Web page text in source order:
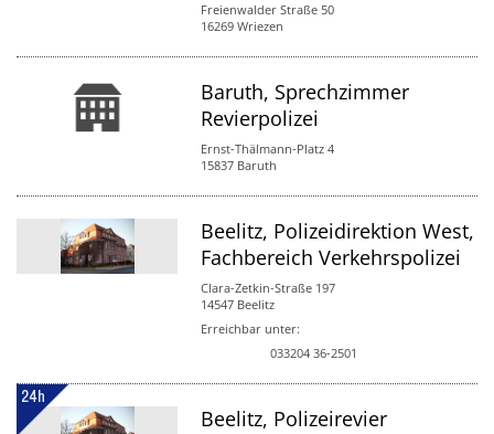
Freienwalder Straße 50
16269 Wriezen
Baruth, Sprechzimmer
Revierpolizei
Ernst-Thälmann-Platz 4
15837 Baruth
Beelitz, Polizeidirektion West,
Fachbereich Verkehrspolizei
Clara-Zetkin-Straße 197
14547 Beelitz
Erreichbar unter:
033204 36-2501
Beelitz, Polizeirevier